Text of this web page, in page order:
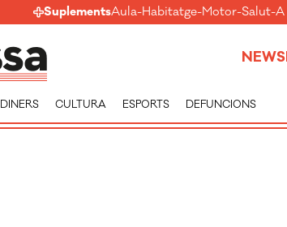
SuplementsAula-Habitatge-Motor-Salut-A
DINERS CULTURA ESPORTS DEFUNCIONS